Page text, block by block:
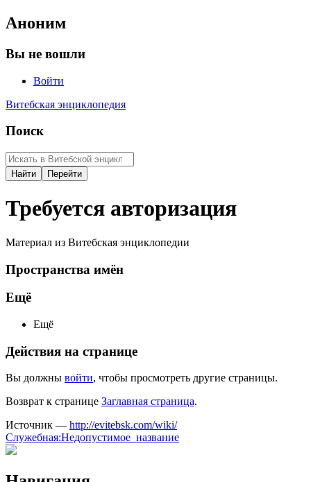
Аноним
Вы не вошли
Войти
Витебская энциклопедия
Поиск
Требуется авторизация
Материал из Витебская энциклопедии
Пространства имён
Ещё
Ещё
Действия на странице
Вы должны войти, чтобы просмотреть другие страницы.
Возврат к странице Заглавная страница.
Источник — http://evitebsk.com/wiki/
Служебная:Недопустимое_название